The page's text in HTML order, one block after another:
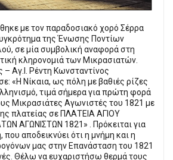
με τον παραδοσιακό χορό Σέρρα
της Ένωσης Ποντίων
σε μία συμβολική αναφορά στη
κληρονομιά των Μικρασιατών.
Αγ.Ι. Ρέντη Κωνσταντίνος
«Η Νίκαια, ως πόλη με βαθιές ρίζες
τιμά σήμερα για πρώτη φορά
Μικρασιάτες Αγωνιστές του 1821 με
πλατείας σε ΠΛΑΤΕΙΑ ΑΓΙΟΥ
ΑΓΩΝΙΣΤΩΝ 1821» . Πρόκειται για
που αποδεικνύει ότι η μνήμη και η
μας στην Επανάσταση του 1821
Θέλω να ευχαριστήσω θερμά τους